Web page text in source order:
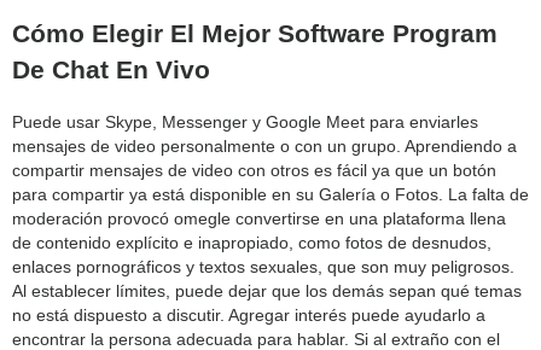
Cómo Elegir El Mejor Software Program
De Chat En Vivo
Puede usar Skype, Messenger y Google Meet para enviarles
mensajes de video personalmente o con un grupo. Aprendiendo a
compartir mensajes de video con otros es fácil ya que un botón
para compartir ya está disponible en su Galería o Fotos. La falta de
moderación provocó omegle convertirse en una plataforma llena
de contenido explícito e inapropiado, como fotos de desnudos,
enlaces pornográficos y textos sexuales, que son muy peligrosos.
Al establecer límites, puede dejar que los demás sepan qué temas
no está dispuesto a discutir. Agregar interés puede ayudarlo a
encontrar la persona adecuada para hablar. Si al extraño con el